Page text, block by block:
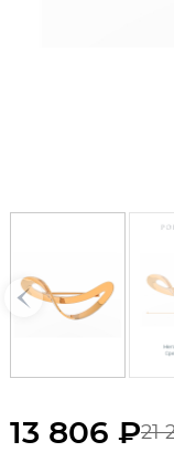
13 806 ₽21